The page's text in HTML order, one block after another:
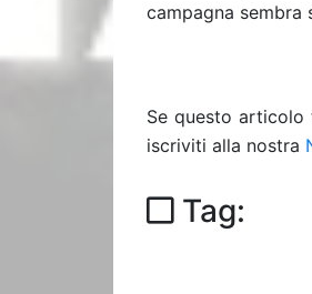
campagna sembra
Se questo
iscriviti alla nostra
Tag: